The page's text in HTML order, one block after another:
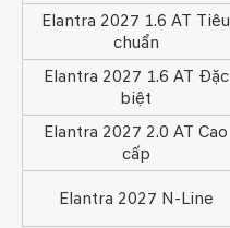
Elantra 2027 1.6 AT Tiêu
chuẩn
Elantra 2027 1.6 AT Đặc
biệt
Elantra 2027 2.0 AT Cao
cấp
Elantra 2027 N-Line